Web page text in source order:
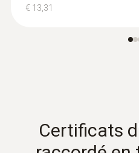
€ 13,31
Certificats